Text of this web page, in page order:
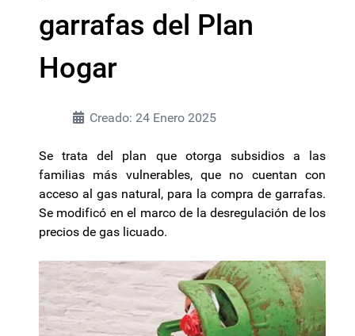
garrafas del Plan
Hogar
Creado: 24 Enero 2025
Se trata del plan que otorga subsidios a las
familias más vulnerables, que no cuentan con
acceso al gas natural, para la compra de garrafas.
Se modificó en el marco de la desregulación de los
precios de gas licuado.